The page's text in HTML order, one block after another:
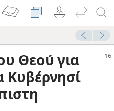
Θεού για
Κυβέρνησί